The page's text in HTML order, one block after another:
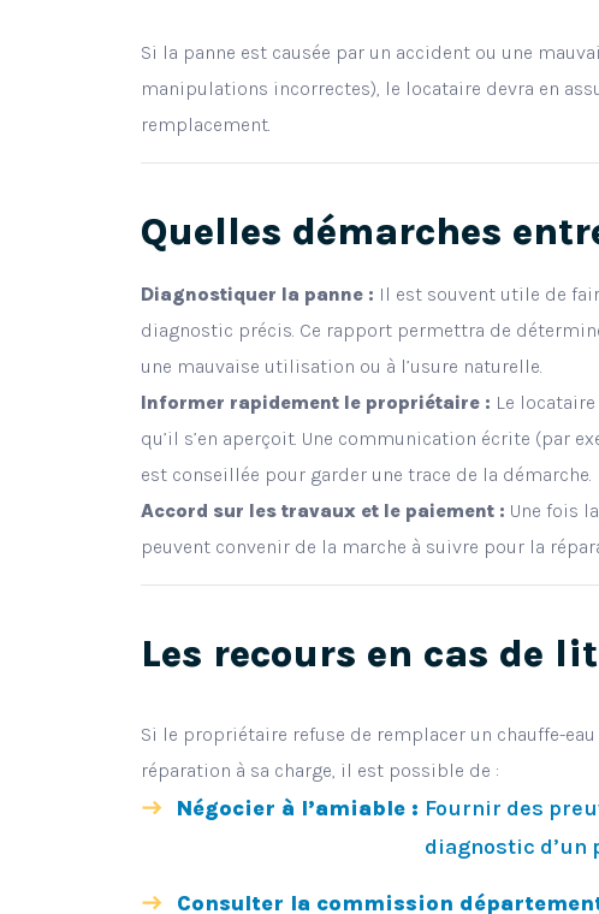
Si la panne est causée par un accident ou une
manipulations incorrectes), le locataire devra en
remplacement.
Quelles démarches
Diagnostiquer la panne : Il est souvent utile de
diagnostic précis. Ce rapport permettra de
une mauvaise utilisation ou à l’usure naturelle.
Informer rapidement le propriétaire : Le
qu’il s’en aperçoit. Une communication écrite (par
est conseillée pour garder une trace de la démarche.
Accord sur les travaux et le paiement : Une fois
peuvent convenir de la marche à suivre pour la
Les recours en cas de
Si le propriétaire refuse de remplacer un chauffe-
réparation à sa charge, il est possible de :
Négocier à l’amiable : Fournir des
diagnostic d’un
Consulter la commission